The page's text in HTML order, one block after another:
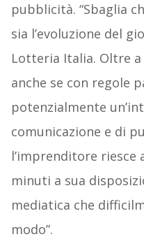
pubblicità. “Sbaglia
sia l’evoluzione del
Lotteria Italia. Oltre
anche se con regole
potenzialmente
comunicazione e di
l’imprenditore riesce
minuti a sua
mediatica che
modo”.